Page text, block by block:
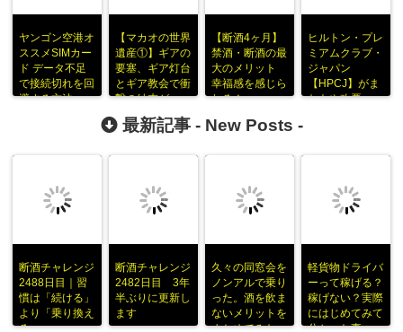
ヤンゴン空港オ
ススメSIMカー
ド データ不足
で接続切れを回
避する方法
【マカオの世界
遺産①】ギアの
要塞、ギア灯台
とギア教会で衝
撃の結末がｗ
【断酒4ヶ月】
禁酒・断酒の最
大のメリット
幸福感を感じら
れる！
ヒルトン・プレ
ミアムクラブ・
ジャパン
【HPCJ】がま
たもや改悪
最新記事 - New Posts -
断酒チャレンジ
2488日目｜習
慣は「続ける」
より「乗り換え
る」
断酒チャレンジ
2482日目 3年
半ぶりに更新し
ます
久々の同窓会を
ノンアルで乗り
った。酒を飲ま
ないメリットを
まとめてみた
軽貨物ドライバ
ーって稼げる？
稼げない？実際
にはじめてみて
分かった事